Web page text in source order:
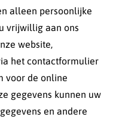
alleen persoonlijke
vrijwillig aan ons
website,
het contactformulier
voor de online
gegevens kunnen uw
en andere